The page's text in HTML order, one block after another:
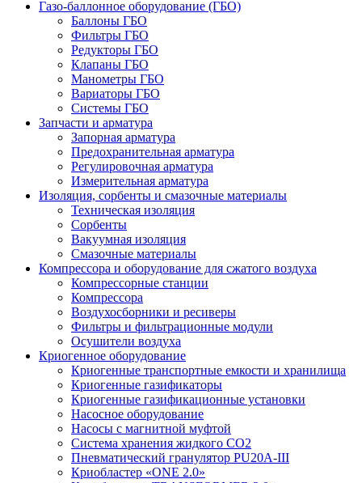
Газо-баллонное оборудование (ГБО)
Баллоны ГБО
Фильтры ГБО
Редукторы ГБО
Клапаны ГБО
Манометры ГБО
Вариаторы ГБО
Системы ГБО
Запчасти и арматура
Запорная арматура
Предохранительная арматура
Регулировочная арматура
Измерительная арматура
Изоляция, сорбенты и смазочные материалы
Техническая изоляция
Сорбенты
Вакуумная изоляция
Смазочные материалы
Компрессора и оборудование для сжатого воздуха
Компрессорные станции
Компрессора
Воздухосборники и ресиверы
Фильтры и фильтрационные модули
Осушители воздуха
Криогенное оборудование
Криогенные транспортные емкости и хранилища
Криогенные газификаторы
Криогенные газификационные установки
Насосное оборудование
Насосы с магнитной муфтой
Система хранения жидкого CO2
Пневматический гранулятор PU20A-III
Криобластер «ONE 2.0»